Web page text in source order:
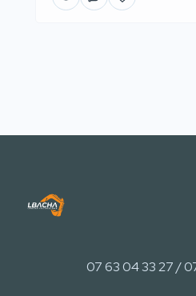
07 63 04 33 27 /